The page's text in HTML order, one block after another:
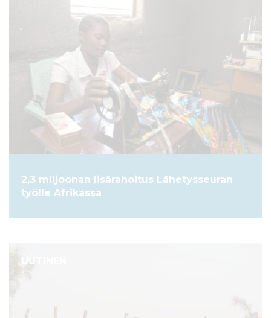
2,3 miljoonan lisärahoitus Lähetysseuran
työlle Afrikassa
UUTINEN